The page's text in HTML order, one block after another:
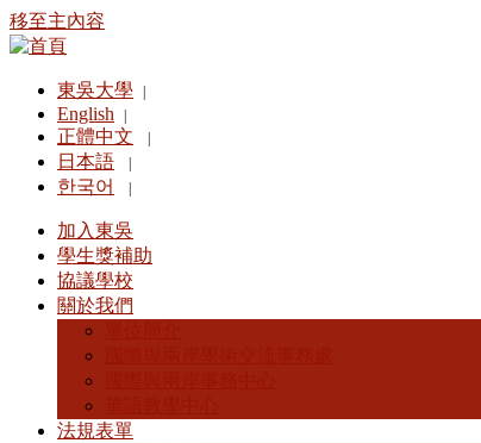
移至主內容
東吳大學
English
正體中文
日本語
한국어
加入東吳
學生獎補助
協議學校
關於我們
法規表單